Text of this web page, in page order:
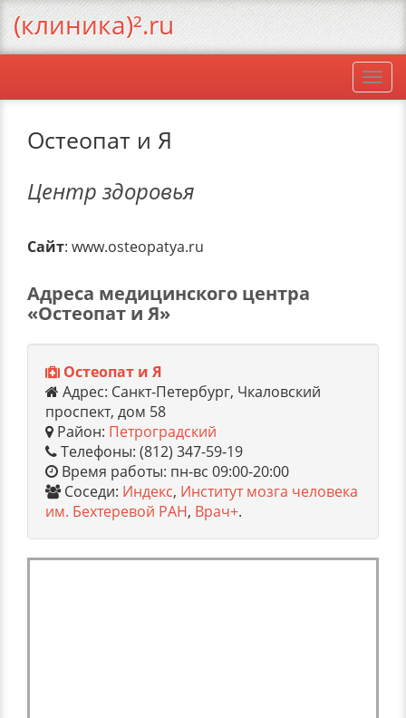
Остеопат и Я
Центр здоровья
Сайт: www.osteopatya.ru
Адреса медицинского центра
«Остеопат и Я»
Остеопат и Я
Адрес: Санкт-Петербург, Чкаловский
проспект, дом 58
Район: Петроградский
Телефоны: (812) 347-59-19
Время работы: пн-вс 09:00-20:00
Соседи: Индекс, Институт мозга человека
им. Бехтеревой РАН, Врач+.
(клиника)².ru